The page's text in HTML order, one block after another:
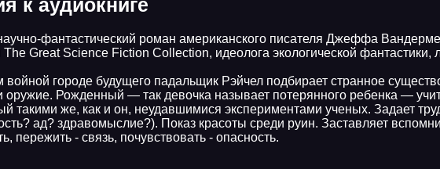
к аудиокниге
фантастический роман американского писателя Джеффа
The Great Science Fiction Collection, идеолога экологической фантастики,
войной городе будущего падальщик Рэйчел подбирает странное
оружие. Рожденный — так девочка называет потерянного ребенка —
такими же, как и он, неудавшимися экспериментами ученых. Задает
ад? здравомыслие?). Показ красоты среди руин. Заставляет
пережить - связь, почувствовать - опасность.